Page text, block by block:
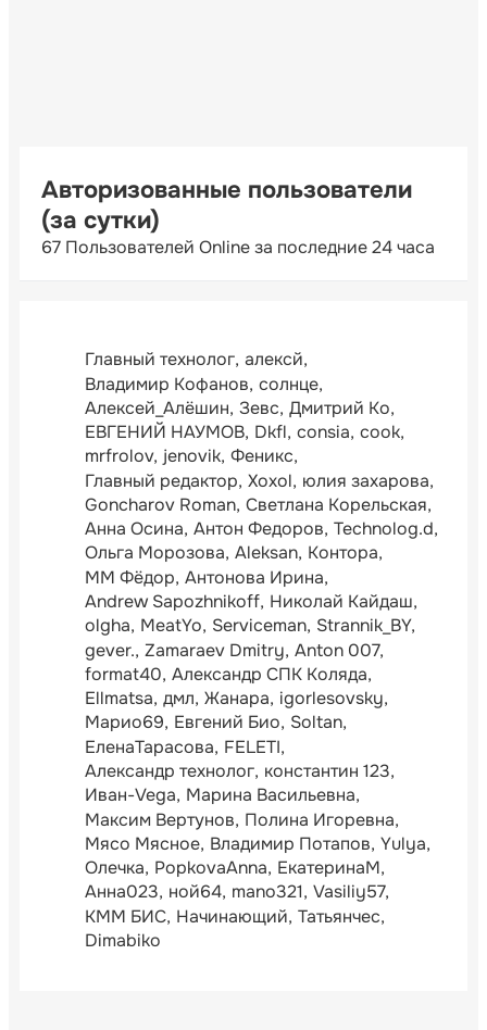
Авторизованные пользователи
(за сутки)
67 Пользователей Online за последние 24 часа
Главный технолог алексй
Владимир Кофанов солнце
Алексей_Алёшин Зевс Дмитрий Ко
ЕВГЕНИЙ НАУМОВ Dkfl consia cook
mrfrolov jenovik Феникс
Главный редактор Xoxol юлия захарова
Goncharov Roman Светлана Корельская
Анна Осина Антон Федоров Technolog.d
Ольга Морозова Aleksan Контора
ММ Фёдор Антонова Ирина
Andrew Sapozhnikoff Николай Кайдаш
olgha MeatYo Serviceman Strannik_BY
gever. Zamaraev Dmitry Anton 007
format40 Александр СПК Коляда
Ellmatsa дмл Жанара igorlesovsky
Марио69 Евгений Био Soltan
ЕленаТарасова FELETI
Александр технолог константин 123
Иван-Vega Марина Васильевна
Максим Вертунов Полина Игоревна
Мясо Мясное Владимир Потапов Yulya
Олечка PopkovaAnna ЕкатеринаМ
Анна023 ной64 mano321 Vasiliy57
КММ БИС Начинающий Татьянчес
Dimabiko